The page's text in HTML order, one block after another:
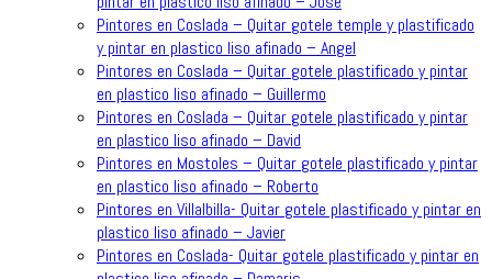
Pintores en Coslada – Quitar gotele temple y plastificado
y pintar en plastico liso afinado – Angel
Pintores en Coslada – Quitar gotele plastificado y pintar
en plastico liso afinado – Guillermo
Pintores en Coslada – Quitar gotele plastificado y pintar
en plastico liso afinado – David
Pintores en Mostoles – Quitar gotele plastificado y pintar
en plastico liso afinado – Roberto
Pintores en Villalbilla- Quitar gotele plastificado y pintar en
plastico liso afinado – Javier
Pintores en Coslada- Quitar gotele plastificado y pintar en